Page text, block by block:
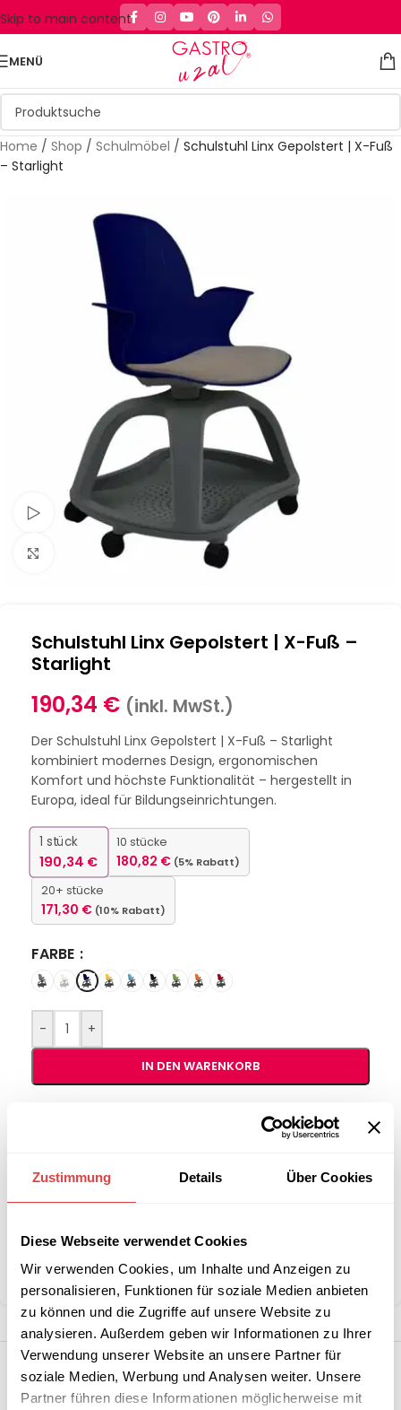
Zustimmung Details Über Cookies
Diese Webseite verwendet Cookies
Wir verwenden Cookies, um Inhalte und Anzeigen zu
personalisieren, Funktionen für soziale Medien anbieten
zu können und die Zugriffe auf unsere Website zu
analysieren. Außerdem geben wir Informationen zu Ihrer
Verwendung unserer Website an unsere Partner für
soziale Medien, Werbung und Analysen weiter. Unsere
Partner führen diese Informationen möglicherweise mit
Skip to main content
MENÜ
Home / Shop / Schulmöbel / Schulstuhl Linx Gepolstert | X-Fuß
– Starlight
Schau Video
Klick zum Vergrößern
Schulstuhl Linx Gepolstert | X-Fuß –
Starlight
190,34 € (inkl. MwSt.)
Der Schulstuhl Linx Gepolstert | X-Fuß – Starlight
kombiniert modernes Design, ergonomischen
Komfort und höchste Funktionalität – hergestellt in
Europa, ideal für Bildungseinrichtungen.
1 stück
190,34 €
10 stücke
180,82 € (5% Rabatt)
20+ stücke
171,30 € (10% Rabatt)
FARBE
- +
IN DEN WARENKORB
B2B-Angebot
anfordern
Marke:Gastro Uzal
Teilen: